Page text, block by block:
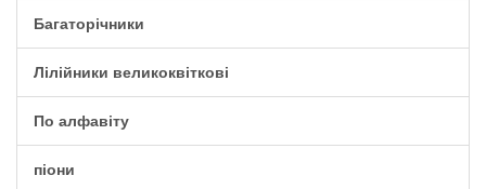
Багаторічники
Лілійники великоквіткові
По алфавіту
піони